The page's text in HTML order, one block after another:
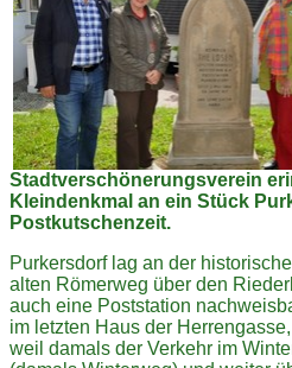
Stadtverschönerungsverein
Kleindenkmal an ein Stück
Postkutschenzeit.
Purkersdorf lag an der
alten Römerweg über den
auch eine Poststation
im letzten Haus der
weil damals der Verkehr im